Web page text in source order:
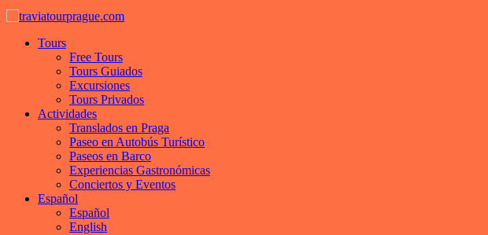
Tours
Free Tours
Tours Guiados
Excursiones
Tours Privados
Actividades
Translados en Praga
Paseo en Autobús Turístico
Paseos en Barco
Experiencias Gastronómicas
Conciertos y Eventos
Español
Español
English